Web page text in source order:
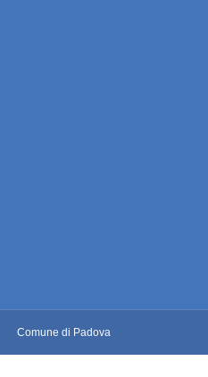
Comune di Padova